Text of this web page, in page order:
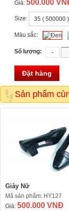
Giá: 500.000
Size:
Màu sắc:
Số lượng:
Đặt hàng
Sản phẩm
Giày Nữ
Mã sản phẩm: HY127
Giá: 500.000 VNĐ